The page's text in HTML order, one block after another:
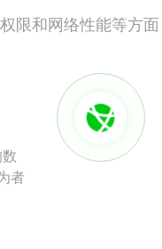
限和网络性能等方面
者